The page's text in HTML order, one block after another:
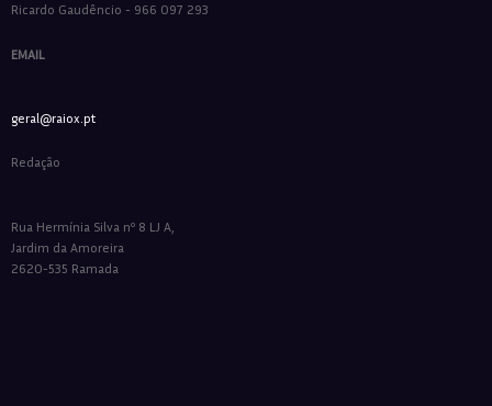
Ricardo Gaudêncio - 966 097 293
EMAIL
geral@raiox.pt
Redação
Rua Hermínia Silva nº 8 LJ A,
Jardim da Amoreira
2620-535 Ramada